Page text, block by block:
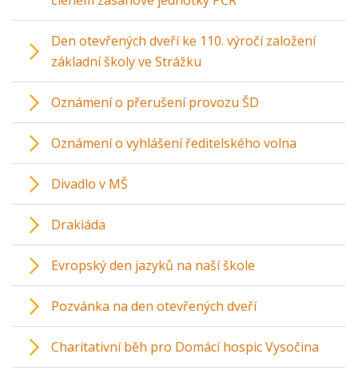
Den otevřených dveří ke 110. výročí založení
základní školy ve Strážku
Oznámení o přerušení provozu ŠD
Oznámení o vyhlášení ředitelského volna
Divadlo v MŠ
Drakiáda
Evropský den jazyků na naší škole
Pozvánka na den otevřených dveří
Charitativní běh pro Domácí hospic Vysočina